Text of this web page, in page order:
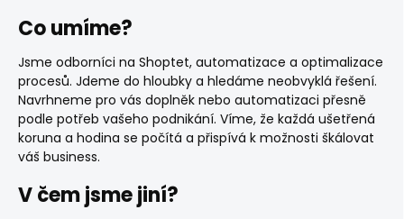
Co umíme?
Jsme odborníci na Shoptet, automatizace a optimalizace
procesů. Jdeme do hloubky a hledáme neobvyklá řešení.
Navrhneme pro vás doplněk nebo automatizaci přesně
podle potřeb vašeho podnikání. Víme, že každá ušetřená
koruna a hodina se počítá a přispívá k možnosti škálovat
váš business.
V čem jsme jiní?